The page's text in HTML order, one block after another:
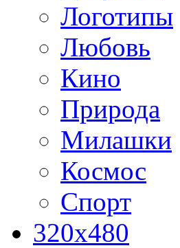
Логотипы
Любовь
Кино
Природа
Милашки
Космос
Спорт
320x480